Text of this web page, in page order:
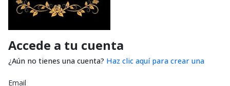
Accede a tu cuenta
¿Aún no tienes una cuenta? Haz clic aquí para crear una
Email